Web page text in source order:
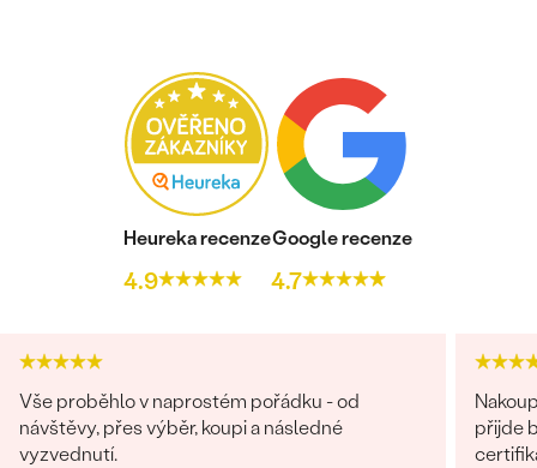
Heureka recenze
4.9
Google recenze
4.7
Vše proběhlo v naprostém pořádku - od
návštěvy, přes výběr, koupi a následné
vyzvednutí.
přijde